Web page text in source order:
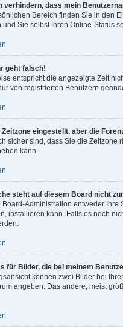
verhindern, dass mein
Bereich finden Sie in den
und Sie selbst Ihren Online-Status
geht falsch!
entspricht die angezeigte Zeit
von registrierten Benutzern
Zeitzone eingestellt, aber die
sicher sind, dass Sie die Zeitzone
kann.
steht auf diesem Board nicht
Board-Administration entweder
installieren kann. Falls es noch
für Bilder, die bei meinem
können zwei Bilder bei
angeben. Das andere, meist